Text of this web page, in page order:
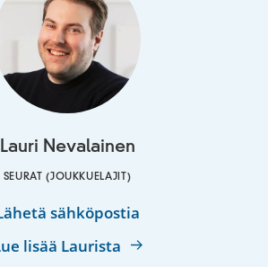
Lauri Nevalainen
SEURAT (JOUKKUELAJIT)
sähköpostiaLauri
lisää Laurista